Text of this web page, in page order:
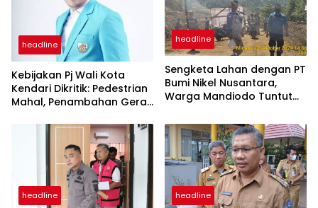
headline
Kebijakan Pj Wali Kota
Kendari Dikritik: Pedestrian
Mahal, Penambahan Gerai
Penggusuran UMKM
headline
Sengketa Lahan dengan PT
Bumi Nikel Nusantara,
Warga Mandiodo Tuntut
Ditangkap Polisi
headline headline